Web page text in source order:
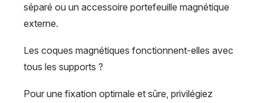
séparé ou un accessoire portefeuille magnétique
externe.
Les coques magnétiques fonctionnent-elles avec
tous les supports ?
Pour une fixation optimale et sûre, privilégiez